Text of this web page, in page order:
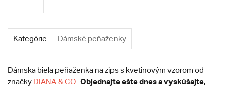
Kategórie Dámské peňaženky
Dámska biela peňaženka na zips s kvetinovým vzorom od
značky DIANA & CO Objednajte ešte dnes a vyskúšajte,